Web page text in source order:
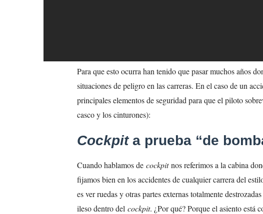
Para que esto ocurra han tenido que pasar muchos años
situaciones de peligro en las carreras. En el caso de un
principales elementos de seguridad para que el piloto
casco y los cinturones):
Cockpita prueba “de
Cuando hablamos de cockpitnos referimos a la cabina
fijamos bien en los accidentes de cualquier carrera del
es ver ruedas y otras partes externas totalmente
ileso dentro del cockpit. ¿Por qué? Porque el asiento está